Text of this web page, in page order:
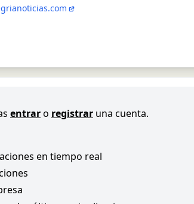
entraro registrar una cuenta.
en tiempo real